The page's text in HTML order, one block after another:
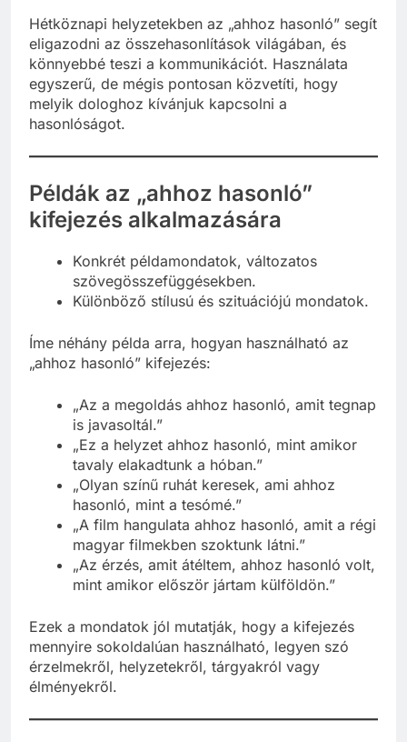
Hétköznapi helyzetekben az „ahhoz hasonló” segít
eligazodni az összehasonlítások világában, és
könnyebbé teszi a kommunikációt. Használata
egyszerű, de mégis pontosan közvetíti, hogy
melyik dologhoz kívánjuk kapcsolni a
Példák az „ahhoz hasonló”
kifejezés alkalmazására
Konkrét példamondatok, változatos
szövegösszefüggésekben.
Íme néhány példa arra, hogyan használható az
„Az a megoldás ahhoz hasonló, amit tegnap
is javasoltál.”
„Ez a helyzet ahhoz hasonló, mint amikor
tavaly elakadtunk a hóban.”
„Olyan színű ruhát keresek, ami ahhoz
hasonló, mint a tesómé.”
„A film hangulata ahhoz hasonló, amit a régi
magyar filmekben szoktunk látni.”
„Az érzés, amit átéltem, ahhoz hasonló volt,
Ezek a mondatok jól mutatják, hogy a kifejezés
mennyire sokoldalúan használható, legyen szó
érzelmekről, helyzetekről, tárgyakról vagy